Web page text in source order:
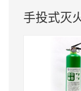
手投式灭